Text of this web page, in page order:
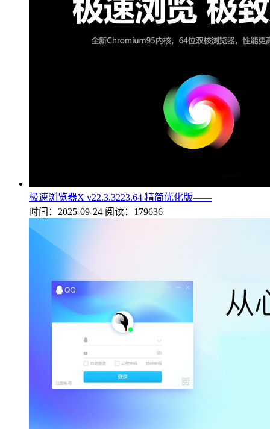
极速浏览器X v22.3.3223.64 精简优化版——
时间：2025-09-24 阅读：179636